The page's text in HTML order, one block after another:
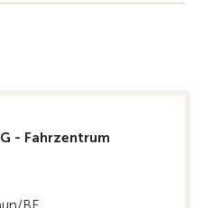
- Fahrzentrum